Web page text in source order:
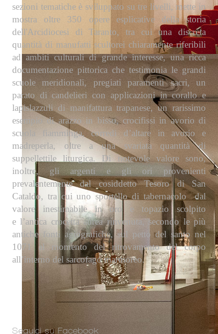
sezioni tematiche è sviluppato su tre livelli, mette in
mostra oltre 350 opere esplicative della storia
dell'Arcidiocesi di Taranto, tra cui una discreta
quantità di manufatti scultorei chiaramente riferibili
ad ambiti culturali di grande interesse, una ricca
documentazione pittorica che testimonia le grandi
scuole meridionali, pregiati paramenti sacri, un
parato di candelieri con applicazioni in corallo e
lapislazzuli di manifattura trapanese, un rarissimo
esempio di arazzo in bisso, crocifissi in avorio di
scuola fiamminga, corredi d’altare in avorio e
madreperla, oltre a una svariata quantità di
suppellettile liturgica. Di notevole valore sono,
inoltre, gli argenti e gli ori provenienti
prevalentemente dal cosiddetto Tesoro di San
Cataldo, tra cui uno sportello di tabernacolo dal
valore inestimabile in oro e topazio scolpito
e l’antica crocetta aurea rinvenuta, secondo le più
antiche fonti agiografiche, sul petto del santo nel
1071 al momento del ritrovamento del corpo
all’interno del sarcofago marmoreo.
Seguici su Facebook